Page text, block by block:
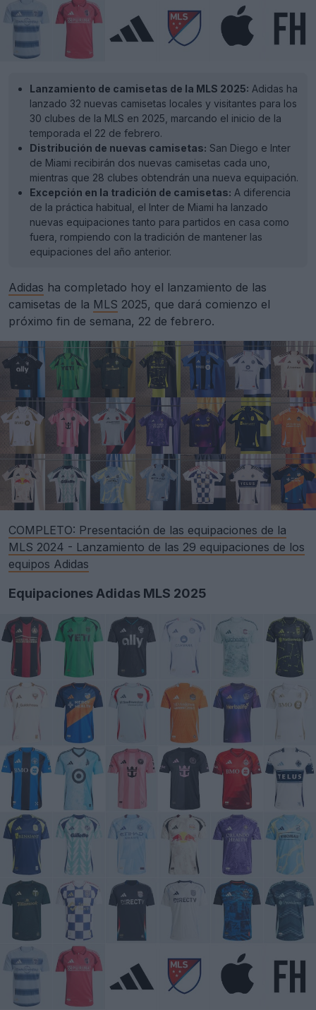
Lanzamiento de camisetas de la MLS 2025: Adidas ha
lanzado 32 nuevas camisetas locales y visitantes para los
30 clubes de la MLS en 2025, marcando el inicio de la
temporada el 22 de febrero.
Distribución de nuevas camisetas: San Diego e Inter
de Miami recibirán dos nuevas camisetas cada uno,
mientras que 28 clubes obtendrán una nueva equipación.
Excepción en la tradición de camisetas: A diferencia
de la práctica habitual, el Inter de Miami ha lanzado
nuevas equipaciones tanto para partidos en casa como
fuera, rompiendo con la tradición de mantener las
equipaciones del año anterior.
Adidas ha completado hoy el lanzamiento de las
camisetas de la MLS 2025, que dará comienzo el
próximo fin de semana, 22 de febrero.
COMPLETO: Presentación de las equipaciones de la
MLS 2024 - Lanzamiento de las 29 equipaciones de los
equipos Adidas
Equipaciones Adidas MLS 2025